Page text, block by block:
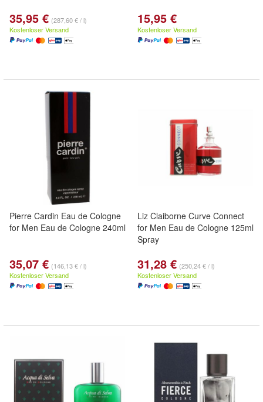
35,95 € (287,60 € / l)
Kostenloser Versand
15,95 €
Kostenloser Versand
Pierre Cardin Eau de Cologne
for Men Eau de Cologne 240ml
35,07 € (146,13 € / l)
Kostenloser Versand
Liz Claiborne Curve Connect
for Men Eau de Cologne 125ml
Spray
31,28 € (250,24 € / l)
Kostenloser Versand